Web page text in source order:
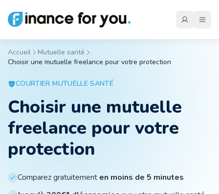
Mutuelle
Emprunteur
Moto
Accueil
Mutuelle santé
Choisir une mutuelle freelance pour votre protection
COURTIERMUTUELLE SANTÉ
Choisir une mutuelle
freelance pour votre
protection
Comparez gratuitement en moins de 5 minutes